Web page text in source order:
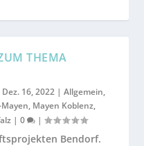
THEMA
Dez. 16, 2022 |Allgemein,
, Mayen Koblenz,
|0 |
Bendorf.